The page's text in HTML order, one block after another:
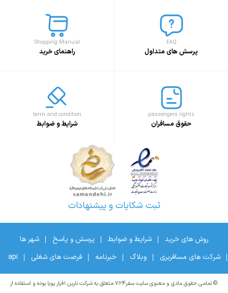
FAQ
پرسش های متداول
Shopping Manual
راهنمای خرید
passengers rights
حقوق مسافران
term and condition
شرایط و ضوابط
ثبت شکایات و پیشنهادات
روش های خرید شرایط و ضوابط پرسش و پاسخ
شهر ها
شرکت های مسافربری
وبلاگ خبرنامه فرصت های شغلی api
© تمامی حقوق مادی و معنوی سایت سفر۷۲۴ متعلق به شرکت نارین افزار پویا بوده و استفاده از